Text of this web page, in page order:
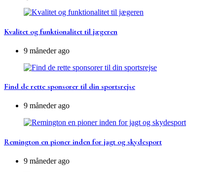
Kvalitet og funktionalitet til jægeren
9 måneder ago
Find de rette sponsorer til din sportsrejse
9 måneder ago
Remington en pioner inden for jagt og skydesport
9 måneder ago